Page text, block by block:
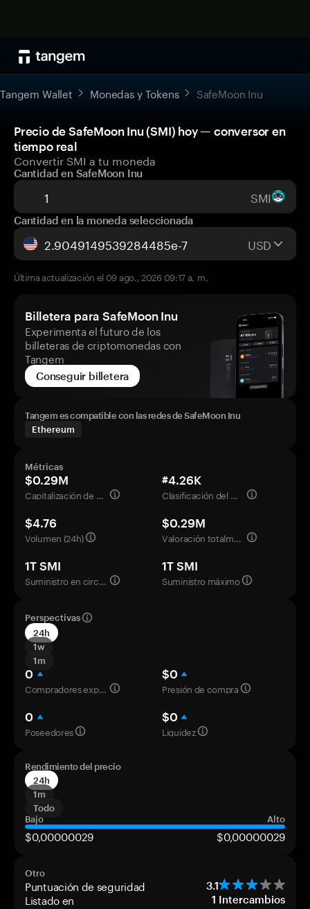
Tangem Wallet Monedas y Tokens SafeMoon Inu
Precio de SafeMoon Inu (SMI) hoy — conversor en
tiempo real
Convertir SMI a tu moneda
Cantidad en SafeMoon Inu
SMI
Cantidad en la moneda seleccionada
USD
Última actualización el 09 ago., 2026 09:17 a. m.
Billetera para SafeMoon Inu
Experimenta el futuro de los
billeteras de criptomonedas con
Tangem
Conseguir billetera
Tangem es compatible con las redes de SafeMoon Inu
Ethereum
Métricas
$0.29M
Capitalización de mercado
#4.26K
Clasificación del mercado
$4.76
Volumen (24h)
$0.29M
Valoración totalmente diluida
1T SMI
Suministro en circulación
1T SMI
Suministro máximo
Perspectivas
24h
1w
1m
0
Compradores experimentados
$0
Presión de compra
0
Poseedores
$0
Liquidez
Rendimiento del precio
24h
1m
Todo
Bajo
Alto
$0,00000029 $0,00000029
Otro
Puntuación de seguridad 3.1
Listado en 1 Intercambios